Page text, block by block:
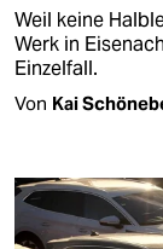
Weil keine
Werk in
Einzelfall.
Von Kai